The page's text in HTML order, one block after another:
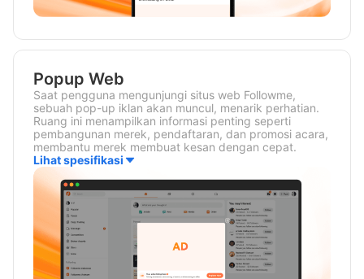
Popup Web
Saat pengguna mengunjungi situs web Followme,
sebuah pop-up iklan akan muncul, menarik perhatian.
Ruang ini menampilkan informasi penting seperti
pembangunan merek, pendaftaran, dan promosi acara,
membantu merek membuat kesan dengan cepat.
Lihat spesifikasi